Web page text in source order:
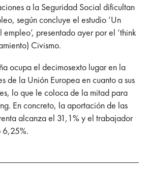
a la Seguridad Social dificultan
según concluye el estudio ‘Un
presentado ayer por el ‘think
Civismo.
ocupa el decimosexto lugar en la
de la Unión Europea en cuanto a sus
lo que le coloca de la mitad para
En concreto, la aportación de las
alcanza el 31,1% y el trabajador
6,25%.